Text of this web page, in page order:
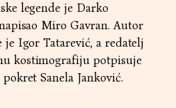
legende je Darko
Miro Gavran. Autor
Igor Tatarević, a redatelj
kostimografiju potpisuje
pokret Sanela Janković.